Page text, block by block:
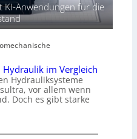
Anwendungen für die
im Vergleich
Hydrauliksysteme
vor allem wenn
Doch es gibt starke